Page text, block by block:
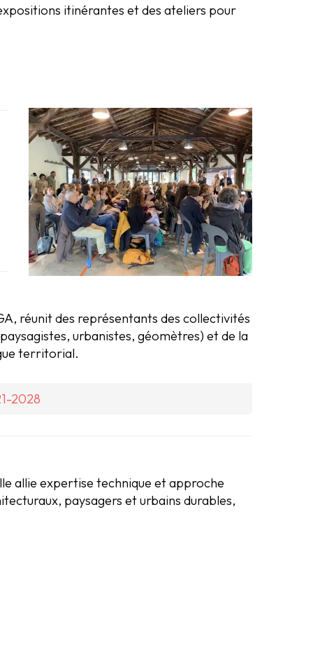
itinérantes et des ateliers pour
réunit des représentants des collectivités
urbanistes, géomètres) et de la
territorial.
2028
allie expertise technique et approche
paysagers et urbains durables,